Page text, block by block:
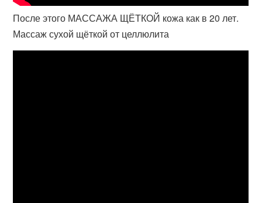
После этого МАССАЖА ЩЁТКОЙ кожа как в 20 лет.
Массаж сухой щёткой от целлюлита